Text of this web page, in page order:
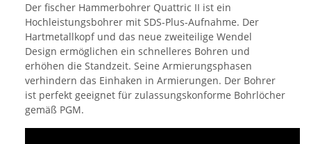
Der fischer Hammerbohrer Quattric II ist ein
Hochleistungsbohrer mit SDS-Plus-Aufnahme. Der
Hartmetallkopf und das neue zweiteilige Wendel
Design ermöglichen ein schnelleres Bohren und
erhöhen die Standzeit. Seine Armierungsphasen
verhindern das Einhaken in Armierungen. Der Bohrer
ist perfekt geeignet für zulassungskonforme Bohrlöcher
gemäß PGM.